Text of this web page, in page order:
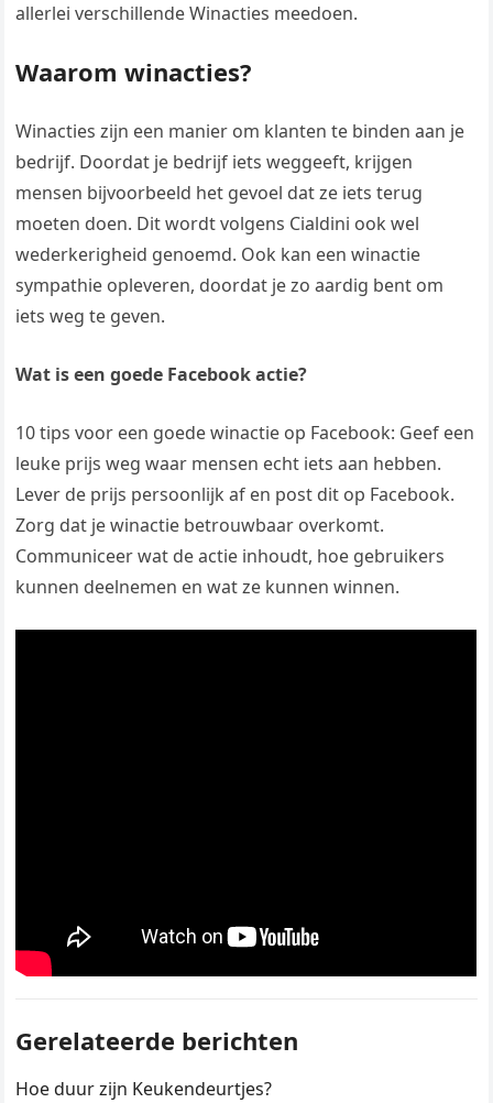
allerlei verschillende Winacties meedoen.
Waarom winacties?
Winacties zijn een manier om klanten te binden aan je
bedrijf. Doordat je bedrijf iets weggeeft, krijgen
mensen bijvoorbeeld het gevoel dat ze iets terug
moeten doen. Dit wordt volgens Cialdini ook wel
wederkerigheid genoemd. Ook kan een winactie
sympathie opleveren, doordat je zo aardig bent om
iets weg te geven.
Wat is een goede Facebook actie?
10 tips voor een goede winactie op Facebook: Geef een
leuke prijs weg waar mensen echt iets aan hebben.
Lever de prijs persoonlijk af en post dit op Facebook.
Zorg dat je winactie betrouwbaar overkomt.
Communiceer wat de actie inhoudt, hoe gebruikers
kunnen deelnemen en wat ze kunnen winnen.
Gerelateerde berichten
Hoe duur zijn Keukendeurtjes?